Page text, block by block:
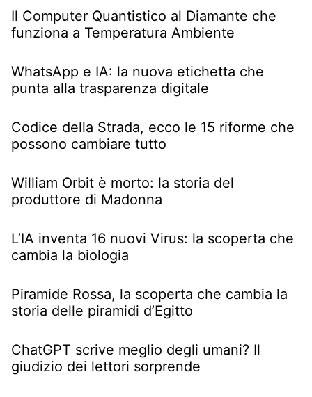
Il Computer Quantistico al Diamante che
funziona a Temperatura Ambiente
WhatsApp e IA: la nuova etichetta che
punta alla trasparenza digitale
Codice della Strada, ecco le 15 riforme che
possono cambiare tutto
William Orbit è morto: la storia del
produttore di Madonna
L’IA inventa 16 nuovi Virus: la scoperta che
cambia la biologia
Piramide Rossa, la scoperta che cambia la
storia delle piramidi d’Egitto
ChatGPT scrive meglio degli umani? Il
giudizio dei lettori sorprende